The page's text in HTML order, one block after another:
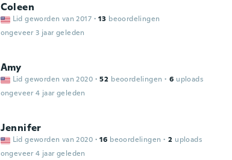
Coleen
Lid geworden van 2017 · 13 beoordelingen
ongeveer 3 jaar geleden
Amy
Lid geworden van 2020 · 52 beoordelingen · 6 uploads
ongeveer 4 jaar geleden
Jennifer
Lid geworden van 2020 · 16 beoordelingen · 2 uploads
ongeveer 4 jaar geleden